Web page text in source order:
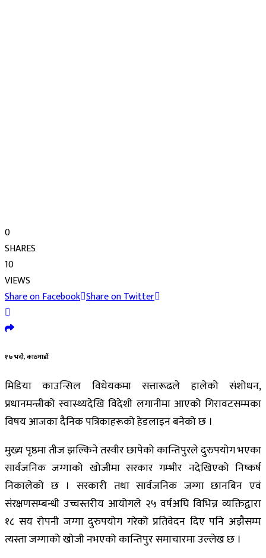
0
SHARES
10
VIEWS
Share on Facebook Share on Twitter
१७ भदौ, काठमाडौं
मिडिया काउन्सिल विधेयकमा सत्तारूढले हालेको संशोधन,
प्रधानमन्त्रीको स्वास्थ्यदेखि विदेशी लगानीमा आएको गिरावटसम्मका
विषय आजका दैनिक पत्रिकाहरूको हेडलाइन बनेको छ ।
मुख्य पृष्ठमा तीज झल्किने तस्वीर छापेको कान्तिपुरले दुरुपयोग भएका
सार्वजनिक जग्गाको खोजीमा सरकार गम्भीर नदेखिएको निष्कर्ष
निकालेको छ । सरकारी तथा सार्वजनिक जग्गा छानबिन एवं
संरक्षणसम्बन्धी उच्चस्तरीय आयोगले २५ वर्षअघि विभिन्न व्यक्तिद्वारा
१८ सय रोपनी जग्गा दुरुपयोग गरेको प्रतिवेदन दिए पनि अझैसम्म
त्यस्ता जग्गाको खोजी नभएको कान्तिपुर समाचारमा उल्लेख छ ।